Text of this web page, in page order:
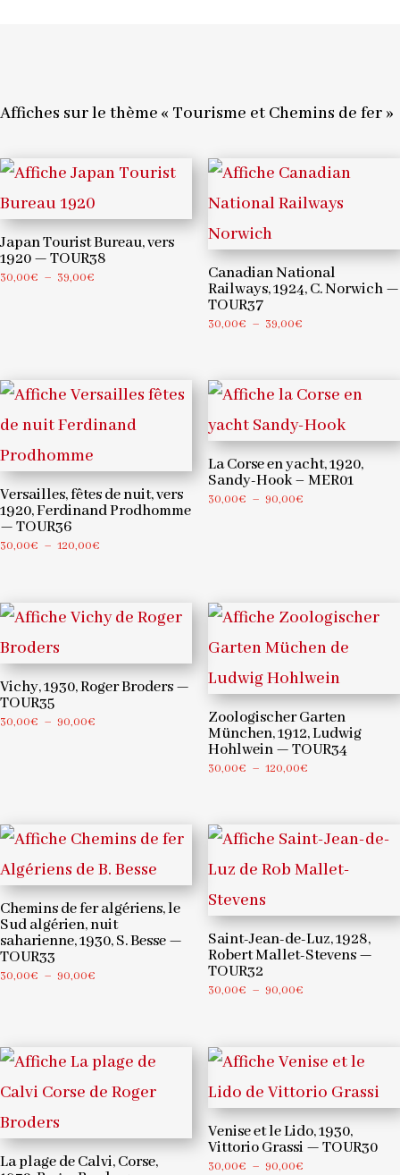
MONT19
Affiches sur le thème « Tourisme et Chemins de fer »
Japan Tourist Bureau, vers
1920 — TOUR38
30,00€ – 39,00€
Canadian National
Railways, 1924, C. Norwich —
TOUR37
30,00€ – 39,00€Plage
39,00€
Versailles, fêtes de nuit, vers
1920, Ferdinand Prodhomme
— TOUR36
30,00€ – 120,00€
30,00€
à
La Corse en yacht, 1920,
Sandy-Hook – MER01
30,00€ – 90,00€Plage
Vichy, 1930, Roger Broders —
TOUR35
30,00€ – 90,00€
Zoologischer Garten
München, 1912, Ludwig
Hohlwein — TOUR34
30,00€ – 120,00€Plage
120,00€
Chemins de fer algériens, le
Sud algérien, nuit
saharienne, 1930, S. Besse —
TOUR33
30,00€ – 90,00€
à
Saint-Jean-de-Luz, 1928,
Robert Mallet-Stevens —
TOUR32
30,00€ – 90,00€Plage
30,00€
90,00€
La plage de Calvi, Corse,
Venise et le Lido, 1930,
Vittorio Grassi — TOUR30
30,00€ – 90,00€Plage